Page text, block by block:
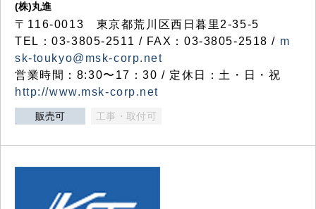
(株)丸進
〒116-0013 東京都荒川区西日暮里2-35-5
TEL：03-3805-2511 / FAX：03-3805-2518 / m
sk-toukyo@msk-corp.net
営業時間：8:30〜17：30 / 定休日：土・日・祝
http://www.msk-corp.net
販売可 工事・取付可